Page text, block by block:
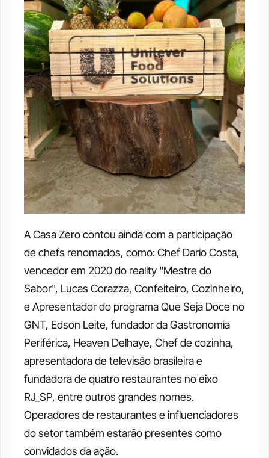
A Casa Zero contou ainda com a participação
de chefs renomados, como: Chef Dario Costa,
vencedor em 2020 do reality "Mestre do
Sabor", Lucas Corazza, Confeiteiro, Cozinheiro,
e Apresentador do programa Que Seja Doce no
GNT, Edson Leite, fundador da Gastronomia
Periférica, Heaven Delhaye, Chef de cozinha,
apresentadora de televisão brasileira e
fundadora de quatro restaurantes no eixo
RJ_SP, entre outros grandes nomes.
Operadores de restaurantes e influenciadores
do setor também estarão presentes como
convidados da ação.